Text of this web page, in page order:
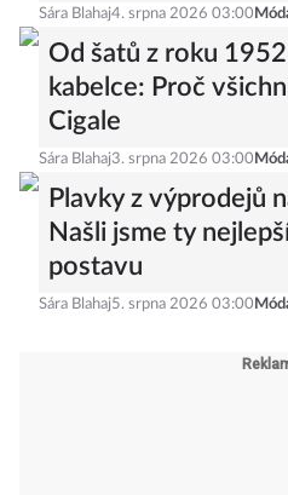
Sára Blahaj4. srpna 2026 03:00
Od šatů z roku
kabelce: Proč
Cigale
Sára Blahaj3. srpna 2026 03:00
Plavky z výprodejů
Našli jsme ty
postavu
Sára Blahaj5. srpna 2026 03:00